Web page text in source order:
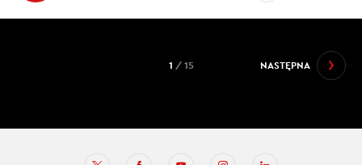
NASTĘPNA
1 / 15